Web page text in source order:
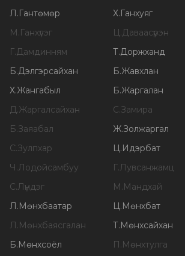
Л.Гантөмөр Х.Ганхуяг
М.Ганхүлэг Ц.Даваасүрэн
Г.Дамдинням Т.Доржханд
Б.Дэлгэрсайхан Б.Жавхлан
Х.Жангабыл Б.Жаргалан
Д.Жаргалсайхан С.Замира
Б.Заяабал Ж.Золжаргал
С.Зулпхар Ц.Идэрбат
Ч.Лодойсамбуу Г.Лувсанжамц
С.Лүндэг М.Мандхай
Л.Мөнхбаатар Ц.Мөнхбат
Л.Мөнхбаясгалан Т.Мөнхсайхан
Б.Мөнхсоёл П.Мөнхтулга